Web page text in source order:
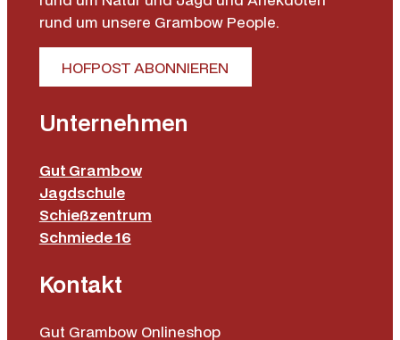
rund um unsere Grambow People.
HOFPOST ABONNIEREN
Unternehmen
Gut Grambow
Jagdschule
Schießzentrum
Schmiede 16
Kontakt
Gut Grambow Onlineshop